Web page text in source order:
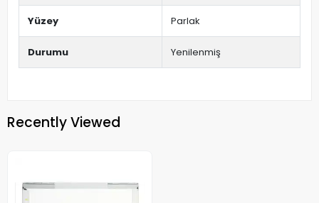
Yüzey Parlak
Durumu Yenilenmiş
Recently Viewed